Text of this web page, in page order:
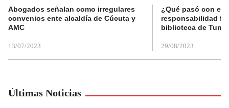
Abogados señalan como irregulares
convenios ente alcaldía de Cúcuta y
AMC
13/07/2023
¿Qué pasó con el
responsabilidad
biblioteca de
29/08/2023
Últimas Noticias